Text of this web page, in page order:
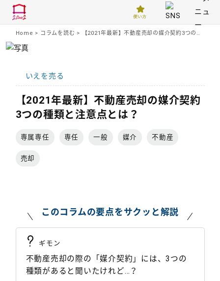
Home > コラムを読む > 【2021年最新】不動産売却の媒介契約3つの種類と注意点とは？
いえを売る
【2021年最新】不動産売却の媒介契約
3つの種類と注意点とは？
専属専任 専任 一般 媒介 不動産
売却
このコラムの要点をサクッと解説
? ギモン
不動産売却の際の「媒介契約」には、3つの
種類があると聞いたけれど…？